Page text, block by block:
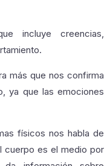
incluye creencias,
más que nos confirma
ya que las emociones
físicos nos habla de
cuerpo es el medio por